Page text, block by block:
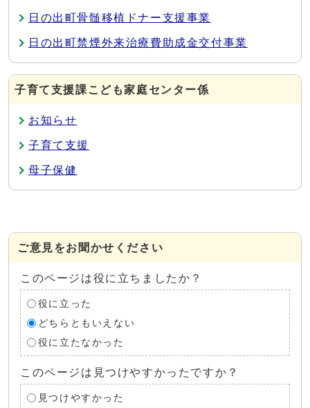
日の出町骨髄移植ドナー支援事業
日の出町禁煙外来治療費助成金交付事業
子育て支援課こども家庭センター係
お知らせ
子育て支援
母子保健
ご意見をお聞かせください
このページは役に立ちましたか？
役に立った
どちらともいえない
役に立たなかった
このページは見つけやすかったですか？
見つけやすかった